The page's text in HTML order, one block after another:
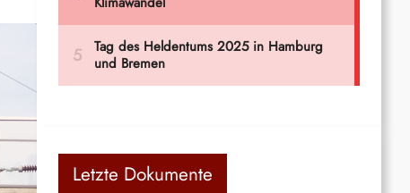
Letzte Dokumente